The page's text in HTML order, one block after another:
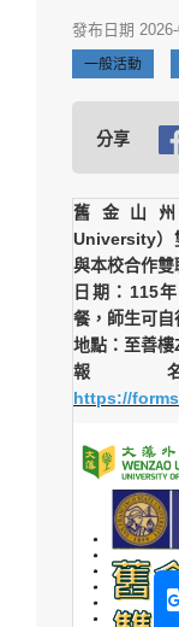
發布日期
一般活動
分享
舊金山州
University）
與本校合作雙
日期：115
餐，師生可自
地點：至善
報
https://